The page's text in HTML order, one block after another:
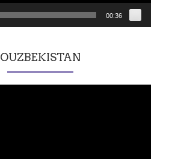
00:36
OUZBEKISTAN